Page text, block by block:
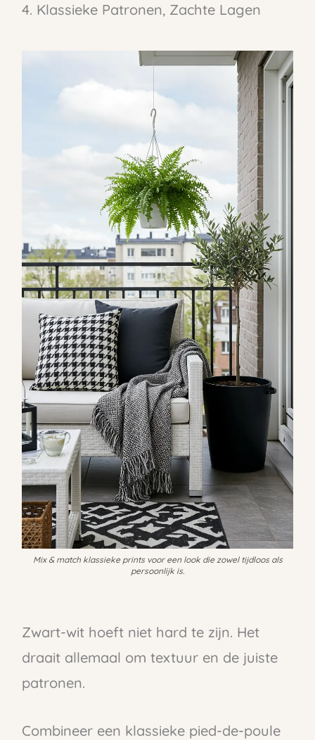
4. Klassieke Patronen, Zachte Lagen
Mix & match klassieke prints voor een look die zowel tijdloos als
persoonlijk is.
Zwart-wit hoeft niet hard te zijn. Het
draait allemaal om textuur en de juiste
patronen.
Combineer een klassieke pied-de-poule